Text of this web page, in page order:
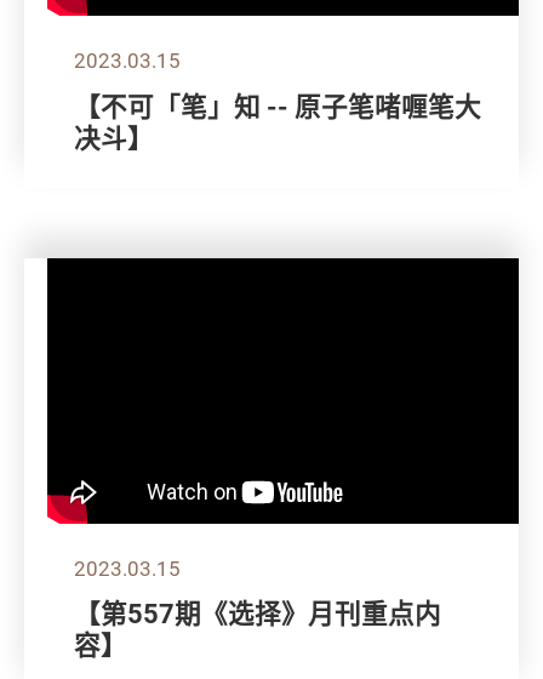
2023.03.15
【不可「笔」知 -- 原子笔啫喱笔大
决斗】
2023.03.15
【第557期《选择》月刊重点内
容】